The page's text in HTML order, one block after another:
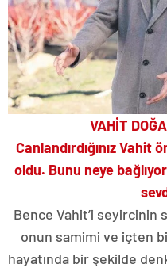
VAHİT
Canlandırdığınız
oldu. Bunu neye
Bence Vahit’i seyircinin
onun samimi ve içten
hayatında bir şekilde